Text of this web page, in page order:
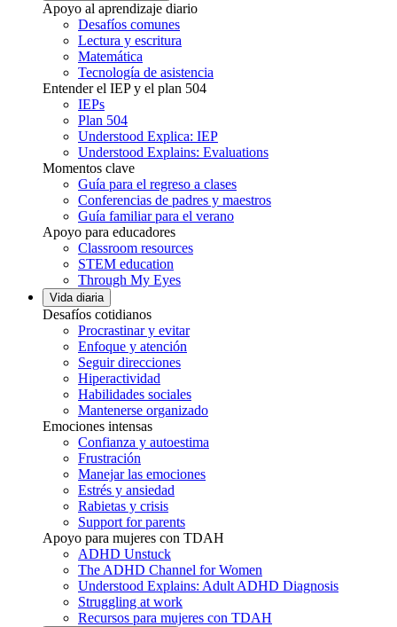
Apoyo al aprendizaje diario
Desafíos comunes
Lectura y escritura
Matemática
Tecnología de asistencia
Entender el IEP y el plan 504
IEPs
Plan 504
Understood Explica: IEP
Understood Explains: Evaluations
Momentos clave
Guía para el regreso a clases
Conferencias de padres y maestros
Guía familiar para el verano
Apoyo para educadores
Classroom resources
STEM education
Through My Eyes
Vida diaria
Desafíos cotidianos
Procrastinar y evitar
Enfoque y atención
Seguir direcciones
Hiperactividad
Habilidades sociales
Mantenerse organizado
Emociones intensas
Confianza y autoestima
Frustración
Manejar las emociones
Estrés y ansiedad
Rabietas y crisis
Support for parents
Apoyo para mujeres con TDAH
ADHD Unstuck
The ADHD Channel for Women
Understood Explains: Adult ADHD Diagnosis
Struggling at work
Recursos para mujeres con TDAH